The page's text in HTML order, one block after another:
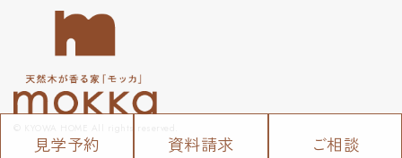
見学予約 資料請求 ご相談